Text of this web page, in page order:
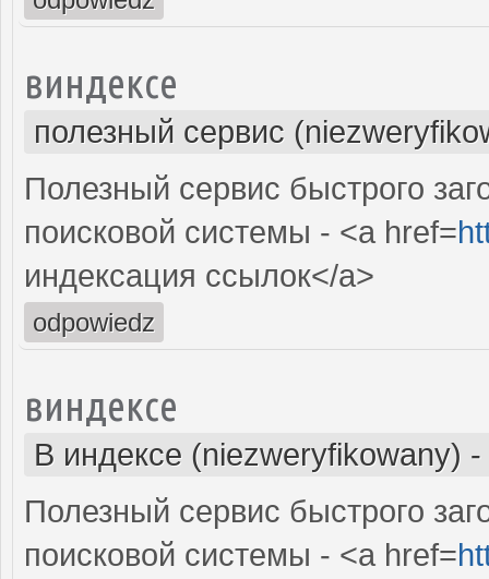
виндексе
полезный сервис
Полезный сервис быстрого
поисковой системы - <a href=
индексация ссылок</a>
odpowiedz
виндексе
В индексе (niezweryfikowany) -
Полезный сервис быстрого
поисковой системы - <a href=